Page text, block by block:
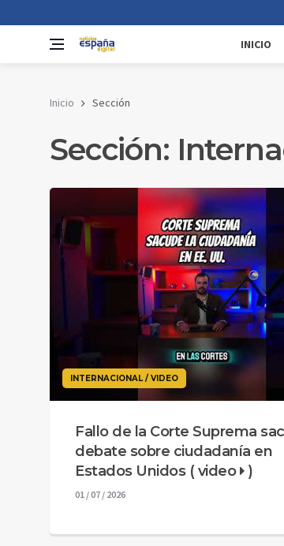
INICIO
Inicio Sección
Sección:
INTERNACIONAL / VIDEO
Fallo de la Corte Suprema
debate sobre ciudadanía en
Estados Unidos ( video )
01 / 07 / 2026